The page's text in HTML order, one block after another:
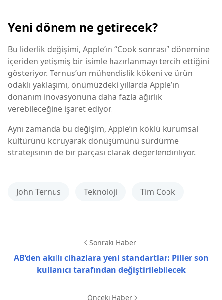
Yeni dönem ne getirecek?
Bu liderlik değişimi, Apple’ın “Cook sonrası” dönemine
içeriden yetişmiş bir isimle hazırlanmayı tercih ettiğini
gösteriyor. Ternus’un mühendislik kökeni ve ürün
odaklı yaklaşımı, önümüzdeki yıllarda Apple’ın
donanım inovasyonuna daha fazla ağırlık
verebileceğine işaret ediyor.
Aynı zamanda bu değişim, Apple’ın köklü kurumsal
kültürünü koruyarak dönüşümünü sürdürme
stratejisinin de bir parçası olarak değerlendiriliyor.
John Ternus Teknoloji Tim Cook
Sonraki Haber
AB’den akıllı cihazlara yeni standartlar: Piller son
kullanıcı tarafından değiştirilebilecek
Önceki Haber